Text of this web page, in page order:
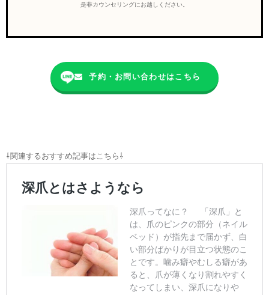
是非カウンセリングにお越しください。
予約・お問い合わせはこちら
⇩関連するおすすめ記事はこちら⇩